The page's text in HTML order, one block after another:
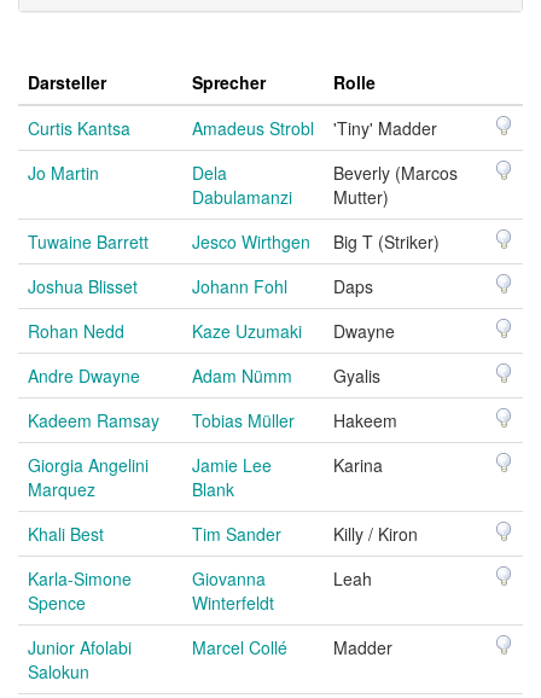
Darsteller Sprecher
Rolle
Curtis Kantsa
Amadeus Strobl
'Tiny' Madder
Jo Martin
Dela
Dabulamanzi
Beverly (Marcos
Mutter)
Tuwaine Barrett
Jesco Wirthgen
Big T (Striker)
Joshua Blisset
Johann Fohl
Daps
Rohan Nedd
Kaze Uzumaki
Dwayne
Andre Dwayne
Adam Nümm
Gyalis
Kadeem Ramsay
Tobias Müller
Hakeem
Giorgia Angelini
Marquez
Jamie Lee
Blank
Karina
Khali Best Tim Sander
Killy / Kiron
Karla-Simone
Spence
Giovanna
Winterfeldt
Leah
Junior Afolabi
Salokun
Marcel Collé Madder